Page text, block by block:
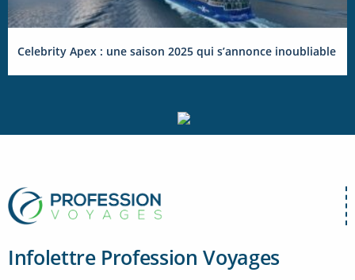
Celebrity Apex : une saison 2025 qui s’annonce inoubliable
Infolettre Profession Voyages